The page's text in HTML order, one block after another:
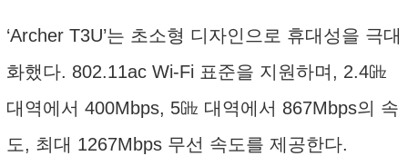
‘Archer T3U’는 초소형 디자인으로 휴대성을 극대
화했다. 802.11ac Wi-Fi 표준을 지원하며, 2.4㎓
대역에서 400Mbps, 5㎓ 대역에서 867Mbps의 속
도, 최대 1267Mbps 무선 속도를 제공한다.